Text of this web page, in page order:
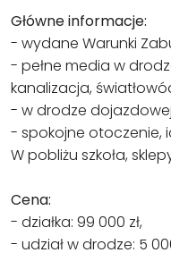
Główne informacje:
- wydane Warunki
- pełne media w
kanalizacja,
- w drodze
- spokojne otoczenie,
W pobliżu szkoła,
Cena:
- działka: 99 000 zł,
- udział w drodze: 5